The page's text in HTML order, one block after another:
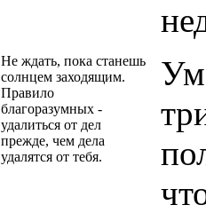
Не ждать, пока станешь
солнцем заходящим.
Правило
благоразумных -
удалиться от дел
прежде, чем дела
удалятся от тебя.